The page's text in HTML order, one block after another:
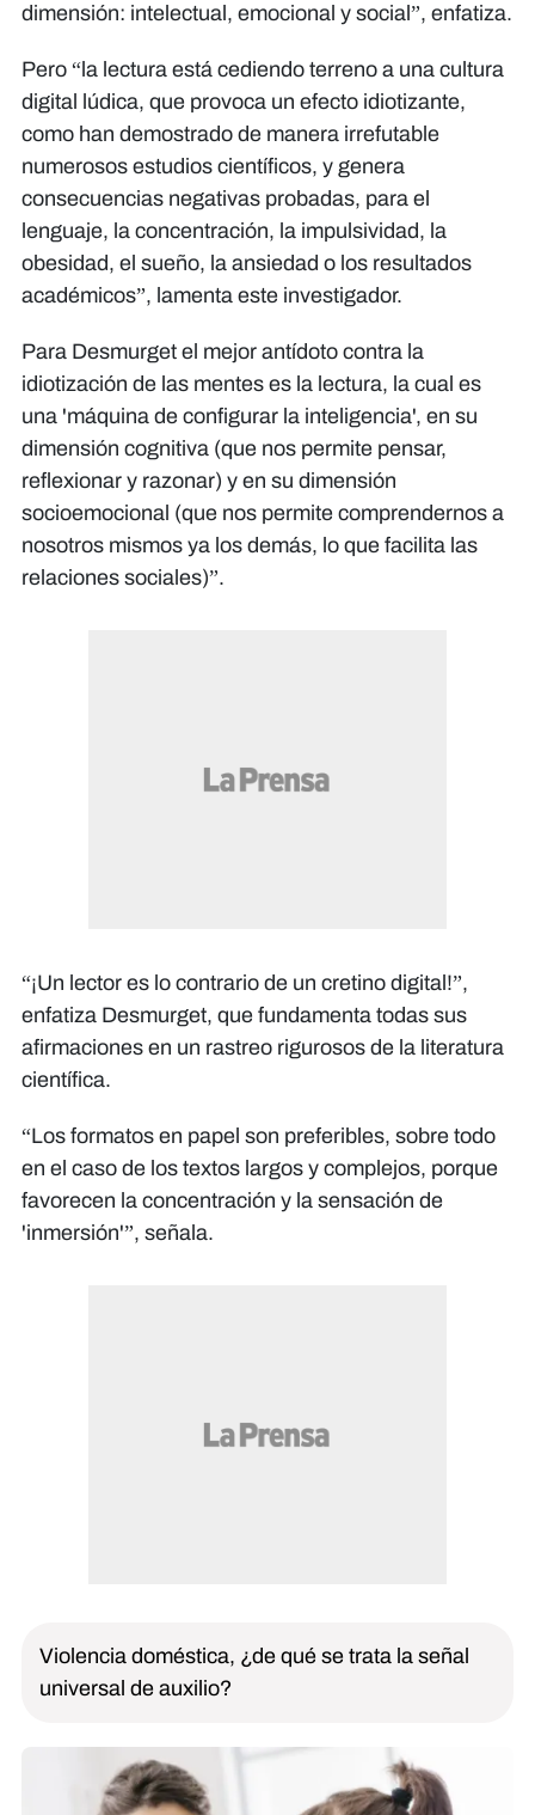
dimensión: intelectual, emocional y social”, enfatiza.
Pero “la lectura está cediendo terreno a una cultura
digital lúdica, que provoca un efecto idiotizante,
como han demostrado de manera irrefutable
numerosos estudios científicos, y genera
consecuencias negativas probadas, para el
lenguaje, la concentración, la impulsividad, la
obesidad, el sueño, la ansiedad o los resultados
académicos”, lamenta este investigador.
Para Desmurget el mejor antídoto contra la
idiotización de las mentes es la lectura, la cual es
una 'máquina de configurar la inteligencia', en su
dimensión cognitiva (que nos permite pensar,
reflexionar y razonar) y en su dimensión
socioemocional (que nos permite comprendernos a
nosotros mismos ya los demás, lo que facilita las
relaciones sociales)”.
“¡Un lector es lo contrario de un cretino digital!”,
enfatiza Desmurget, que fundamenta todas sus
afirmaciones en un rastreo rigurosos de la literatura
científica.
“Los formatos en papel son preferibles, sobre todo
en el caso de los textos largos y complejos, porque
favorecen la concentración y la sensación de
'inmersión'”, señala.
Violencia doméstica, ¿de qué se trata la señal
universal de auxilio?